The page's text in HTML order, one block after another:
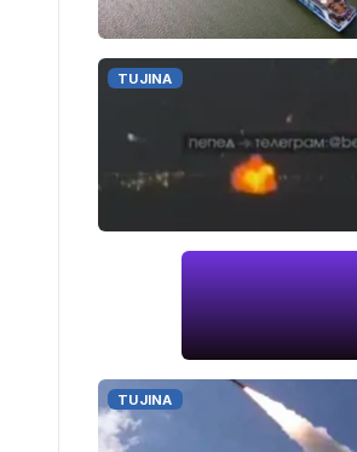
TUJINA
TUJINA